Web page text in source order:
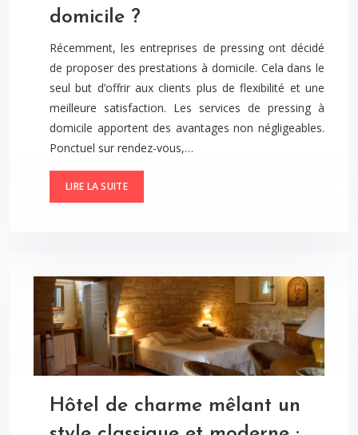
domicile ?
Récemment, les entreprises de pressing ont décidé
de proposer des prestations à domicile. Cela dans le
seul but d’offrir aux clients plus de flexibilité et une
meilleure satisfaction. Les services de pressing à
domicile apportent des avantages non négligeables.
Ponctuel sur rendez-vous,…
LIRE LA SUITE
Hôtel de charme mêlant un